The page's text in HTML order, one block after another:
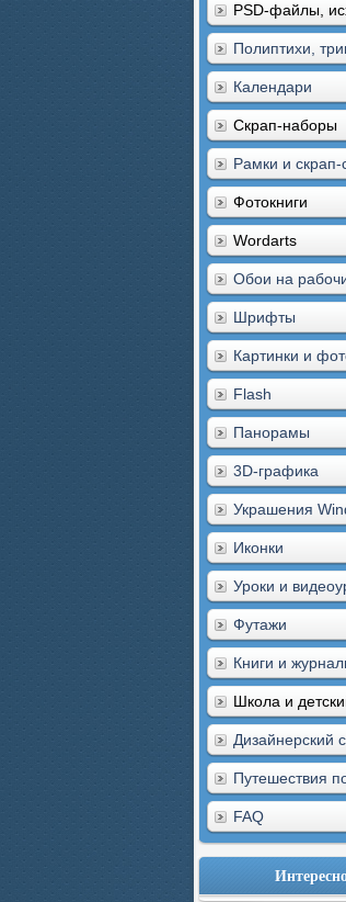
PSD-файлы,
Полиптихи,
Календари
Скрап-наборы
Рамки и скрап-
Фотокниги
Wordarts
Обои на
Шрифты
Картинки и
Flash
Панорамы
3D-графика
Украшения
Иконки
Уроки и
Футажи
Книги и
Школа и
Дизайнерский
Путешествия
FAQ